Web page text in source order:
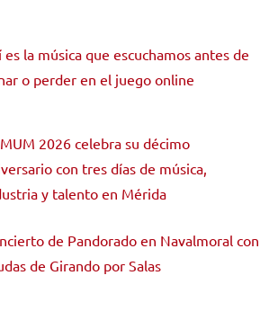
es la música que escuchamos antes de
o perder en el juego online
2026 celebra su décimo
con tres días de música,
y talento en Mérida
de Pandorado en Navalmoral con
de Girando por Salas